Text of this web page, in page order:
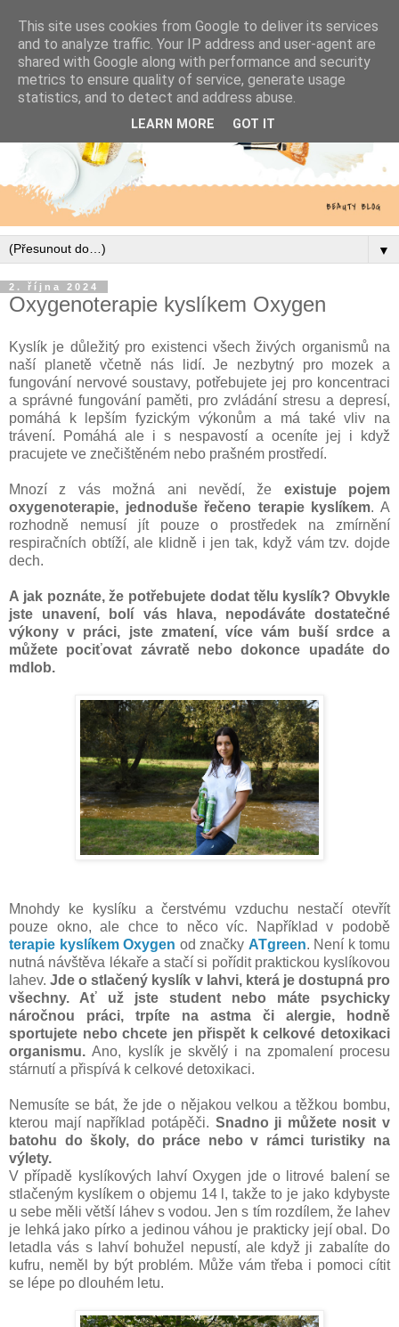
▼
2. října 2024
Oxygenoterapie kyslíkem Oxygen
Kyslík je důležitý pro existenci všech živých organismů na
naší planetě včetně nás lidí. Je nezbytný pro mozek a
fungování nervové soustavy, potřebujete jej pro koncentraci
a správné fungování paměti, pro zvládání stresu a depresí,
pomáhá k lepším fyzickým výkonům a má také vliv na
trávení. Pomáhá ale i s nespavostí a oceníte jej i když
pracujete ve znečištěném nebo prašném prostředí.
Mnozí z vás možná ani nevědí, že existuje pojem
oxygenoterapie, jednoduše řečeno terapie kyslíkem. A
rozhodně nemusí jít pouze o prostředek na zmírnění
respiračních obtíží, ale klidně i jen tak, když vám tzv. dojde
dech.
A jak poznáte, že potřebujete dodat tělu kyslík? Obvykle
jste unavení, bolí vás hlava, nepodáváte dostatečné
výkony v práci, jste zmatení, více vám buší srdce a
můžete pociťovat závratě nebo dokonce upadáte do
mdlob.
Mnohdy ke kyslíku a čerstvému vzduchu nestačí otevřít
pouze okno, ale chce to něco víc. Například v podobě
terapie kyslíkem Oxygen od značky ATgreen. Není k tomu
nutná návštěva lékaře a stačí si pořídit praktickou kyslíkovou
lahev.Jde o stlačený kyslík v lahvi, která je dostupná pro
všechny. Ať už jste student nebo máte psychicky
náročnou práci, trpíte na astma či alergie, hodně
sportujete nebo chcete jen přispět k celkové detoxikaci
organismu.Ano, kyslík je skvělý i na zpomalení procesu
stárnutí a přispívá k celkové detoxikaci.
Nemusíte se bát, že jde o nějakou velkou a těžkou bombu,
kterou mají například potápěči. Snadno ji můžete nosit v
batohu do školy, do práce nebo v rámci turistiky na
výlety.
V případě kyslíkových lahví Oxygen jde o litrové balení se
stlačeným kyslíkem o objemu 14 l, takže to je jako kdybyste
u sebe měli větší láhev s vodou. Jen s tím rozdílem, že lahev
je lehká jako pírko a jedinou váhou je prakticky její obal. Do
letadla vás s lahví bohužel nepustí, ale když ji zabalíte do
kufru, neměl by být problém. Může vám třeba i pomoci cítit
se lépe po dlouhém letu.
This site uses cookies from Google to deliver its services
and to analyze traffic. Your IP address and user-agent are
shared with Google along with performance and security
metrics to ensure quality of service, generate usage
statistics, and to detect and address abuse.
LEARN MORE GOT IT